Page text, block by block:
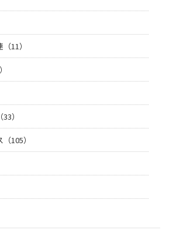
11）
）
105）